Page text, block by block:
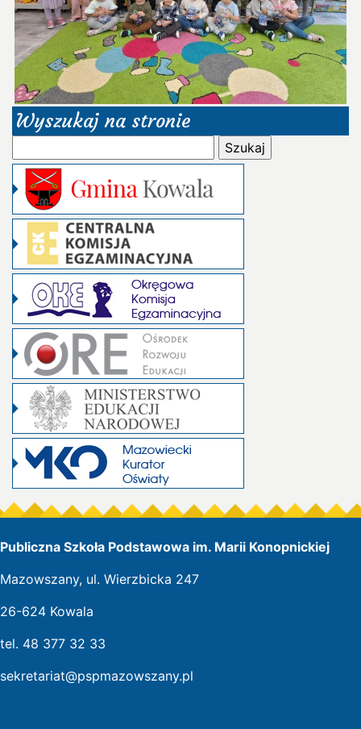
Wyszukaj na stronie
Publiczna Szkoła Podstawowa im. Marii Konopnickiej
Mazowszany, ul. Wierzbicka 247
26-624 Kowala
tel. 48 377 32 33
sekretariat@pspmazowszany.pl